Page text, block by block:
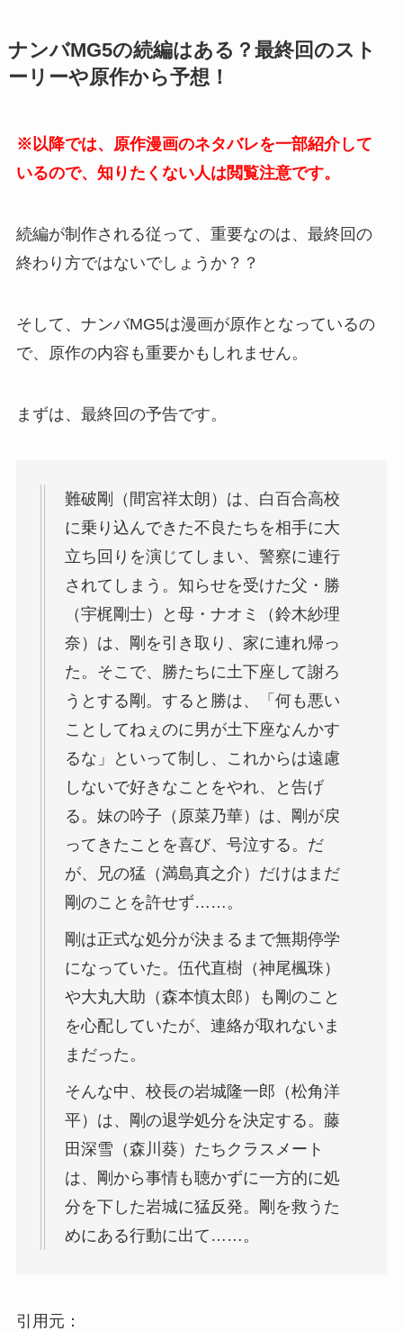
ナンバMG5の続編はある？最終回のスト
ーリーや原作から予想！
※以降では、原作漫画のネタバレを一部紹介して
いるので、知りたくない人は閲覧注意です。
続編が制作される従って、重要なのは、最終回の
終わり方ではないでしょうか？？
そして、ナンバMG5は漫画が原作となっているの
で、原作の内容も重要かもしれません。
まずは、最終回の予告です。
難破剛（間宮祥太朗）は、白百合高校
に乗り込んできた不良たちを相手に大
立ち回りを演じてしまい、警察に連行
されてしまう。知らせを受けた父・勝
（宇梶剛士）と母・ナオミ（鈴木紗理
奈）は、剛を引き取り、家に連れ帰っ
た。そこで、勝たちに土下座して謝ろ
うとする剛。すると勝は、「何も悪い
ことしてねぇのに男が土下座なんかす
るな」といって制し、これからは遠慮
しないで好きなことをやれ、と告げ
る。妹の吟子（原菜乃華）は、剛が戻
ってきたことを喜び、号泣する。だ
が、兄の猛（満島真之介）だけはまだ
剛のことを許せず……。
剛は正式な処分が決まるまで無期停学
になっていた。伍代直樹（神尾楓珠）
や大丸大助（森本慎太郎）も剛のこと
を心配していたが、連絡が取れないま
まだった。
そんな中、校長の岩城隆一郎（松角洋
平）は、剛の退学処分を決定する。藤
田深雪（森川葵）たちクラスメート
は、剛から事情も聴かずに一方的に処
分を下した岩城に猛反発。剛を救うた
めにある行動に出て……。
引用元：